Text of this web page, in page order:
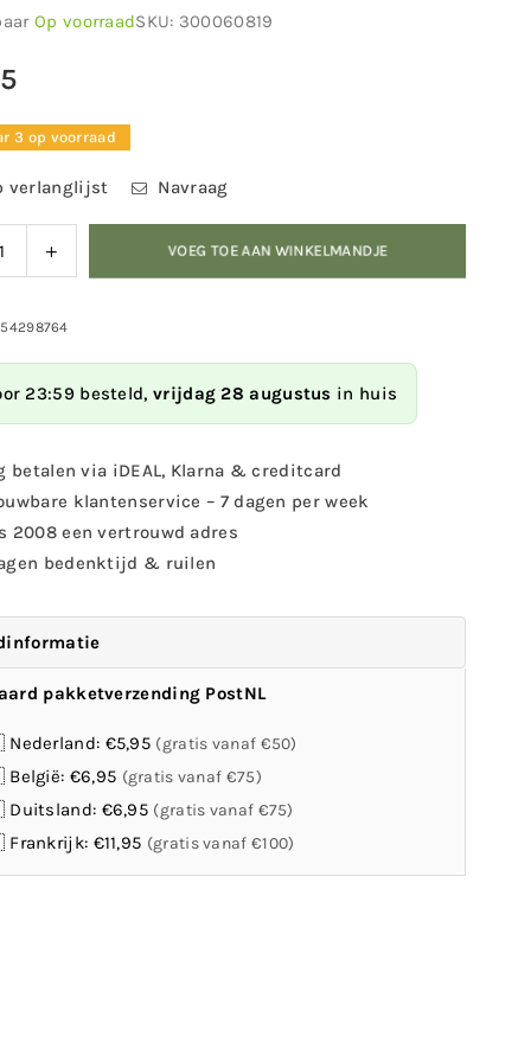
Op voorraadSKU: 300060819
3 op voorraad
verlanglijst Navraag
Verhoog
de
voor
Balus
Verstelbaar
vogelbad
met
klem
balkons
VOEG TOE AAN WINKELMANDJE
23:59 besteld, vrijdag 28 augustus in huis
betalen via iDEAL, Klarna & creditcard
klantenservice – 7 dagen per week
2008 een vertrouwd adres
bedenktijd & ruilen
pakketverzending PostNL
€5,95 (gratis vanaf €50)
€6,95 (gratis vanaf €75)
€6,95 (gratis vanaf €75)
€11,95 (gratis vanaf €100)